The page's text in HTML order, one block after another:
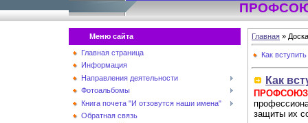
Меню сайта
Главная страница
Информация
Направления деятельности
Фотоальбомы
Книга почета "И отзовутся наши имена"
Обратная связь
Главная »
Как
Как
защиты их